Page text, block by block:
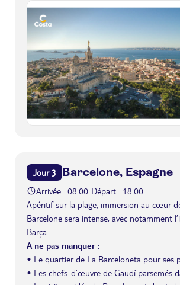
Jour 3 Barcelone, Espagne
Arrivée : 08:00-Départ : 18:00
Apéritif sur la plage, immersion au cœur
Barcelone sera intense, avec notamment
Barça.
A ne pas manquer :
• Le quartier de La Barceloneta pour ses
• Les chefs-d’œuvre de Gaudí parsemés